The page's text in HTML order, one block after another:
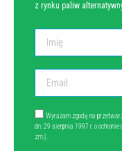
z rynku paliw
Wyrażam zgodę na
dn. 29 sierpnia 1997 r. o ochronie
zm.).